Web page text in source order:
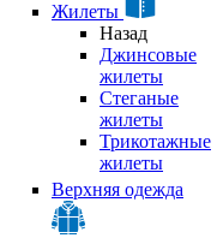
Жилеты
Назад
Джинсовые
жилеты
Стеганые
жилеты
Трикотажные
жилеты
Верхняя одежда